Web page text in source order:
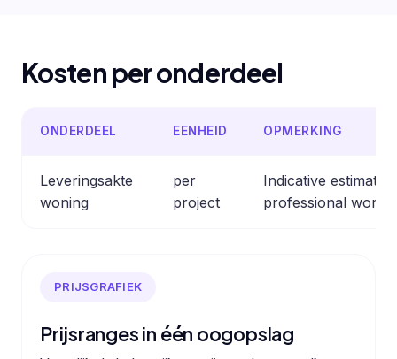
Kosten per onderdeel
ONDERDEEL EENHEID OPMERKING
Leveringsakte
woning
per
project
Indicative estimate
professional work.
PRIJSGRAFIEK
Prijsranges in één oogopslag